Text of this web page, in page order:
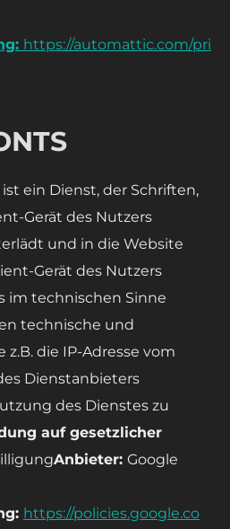
https://automattic.com/pri
ein Dienst, der Schriften,
Gerät des Nutzers
und in die Website
Gerät des Nutzers
im technischen Sinne
technische und
die IP-Adresse vom
Dienstanbieters
des Dienstes zu
auf gesetzlicher
Anbieter: Google
https://policies.google.co